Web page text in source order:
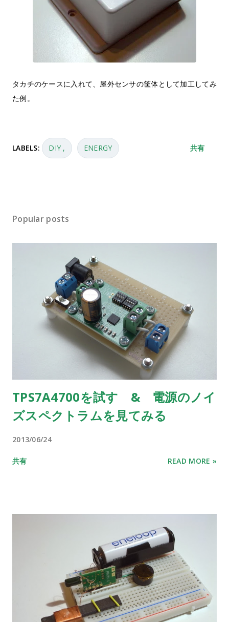
タカチのケースに入れて、屋外センサの筐体として加工してみ
た例。
LABELS: DIY ENERGY 共有
Popular posts
TPS7A4700を試す & 電源のノイ
ズスペクトラムを見てみる
2013/06/24
共有 READ MORE »